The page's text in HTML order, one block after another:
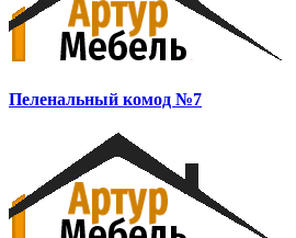
Пеленальный комод №7